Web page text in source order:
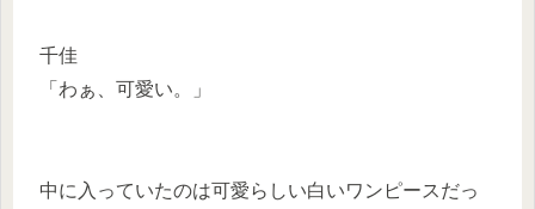
千佳
「わぁ、可愛い。」
中に入っていたのは可愛らしい白いワンピースだっ